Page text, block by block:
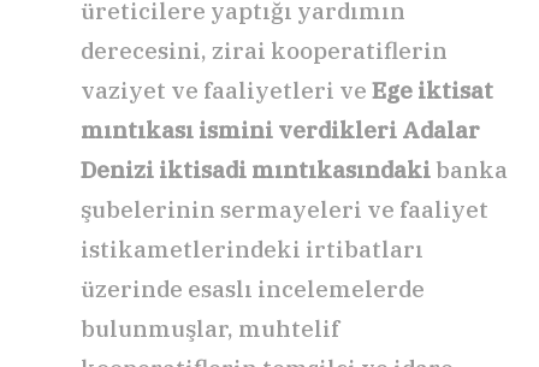
üreticilere yaptığı yardımın
derecesini, zirai kooperatiflerin
vaziyet ve faaliyetleri ve Ege iktisat
mıntıkası ismini verdikleri Adalar
Denizi iktisadi mıntıkasındaki banka
şubelerinin sermayeleri ve faaliyet
istikametlerindeki irtibatları
üzerinde esaslı incelemelerde
bulunmuşlar, muhtelif